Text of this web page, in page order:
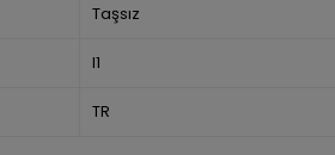
Taşsız
I1
TR